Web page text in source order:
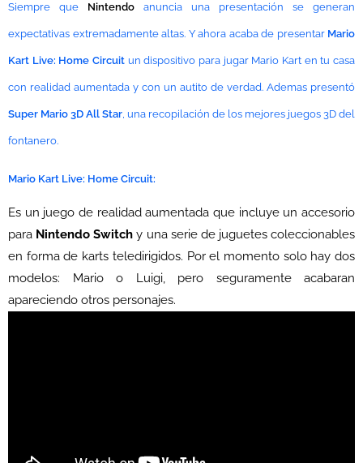
Siempre que Nintendo anuncia una presentación se generan
expectativas extremadamente altas. Y ahora acaba de presentar Mario
Kart Live: Home Circuit un dispositivo para jugar Mario Kart en tu casa
con realidad aumentada y con un autito de verdad. Ademas presentó
Super Mario 3D All Star, una recopilación de los mejores juegos 3D del
fontanero.
Mario Kart Live: Home Circuit:
Es un juego de realidad aumentada que incluye un accesorio
para Nintendo Switch y una serie de juguetes coleccionables
en forma de karts teledirigidos. Por el momento solo hay dos
modelos: Mario o Luigi, pero seguramente acabaran
apareciendo otros personajes.